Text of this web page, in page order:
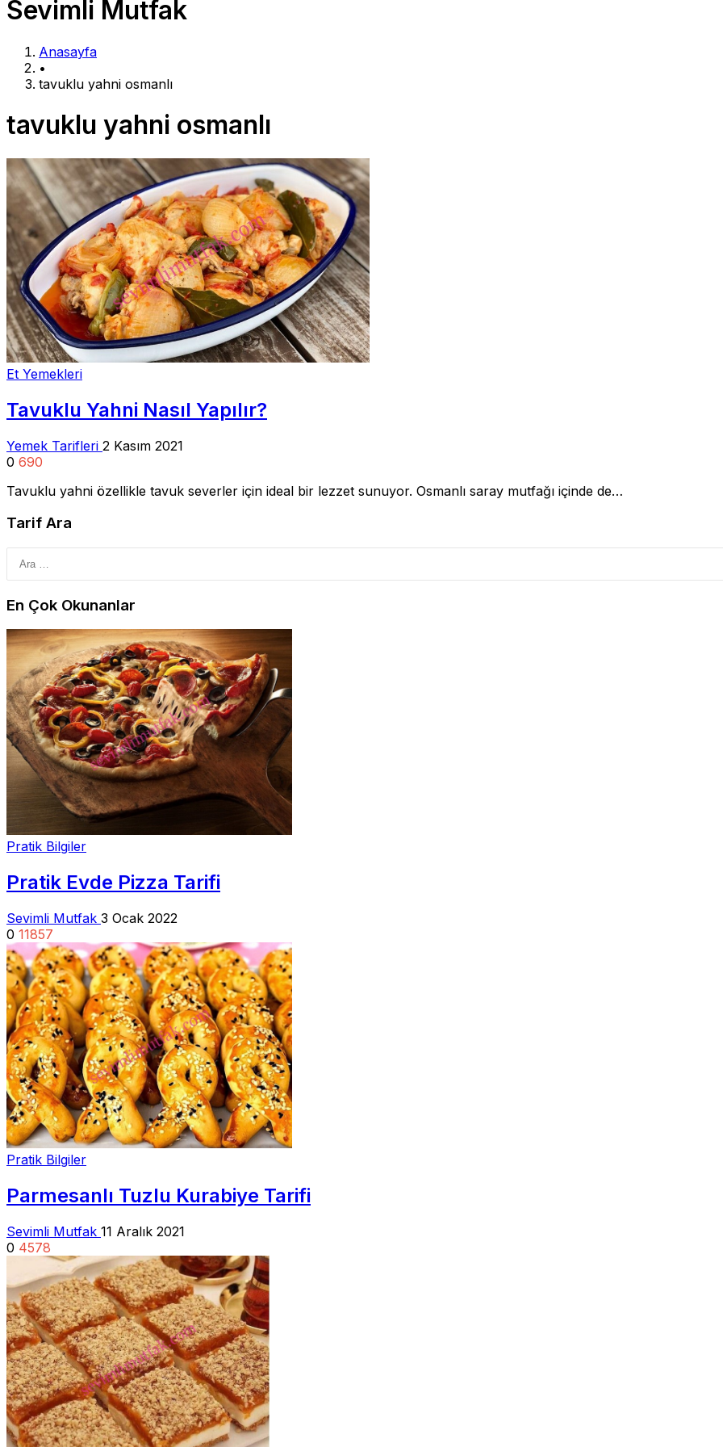
Sevimli Mutfak
Anasayfa
•
tavuklu yahni osmanlı
tavuklu yahni osmanlı
Et Yemekleri
Tavuklu Yahni Nasıl Yapılır?
Yemek Tarifleri 2 Kasım 2021
0 690
Tavuklu yahni özellikle tavuk severler için ideal bir lezzet sunuyor. Osmanlı saray mutfağı içinde de…
Tarif Ara
En Çok Okunanlar
Pratik Bilgiler
Pratik Evde Pizza Tarifi
Sevimli Mutfak 3 Ocak 2022
0 11857
Pratik Bilgiler
Parmesanlı Tuzlu Kurabiye Tarifi
Sevimli Mutfak 11 Aralık 2021
0 4578